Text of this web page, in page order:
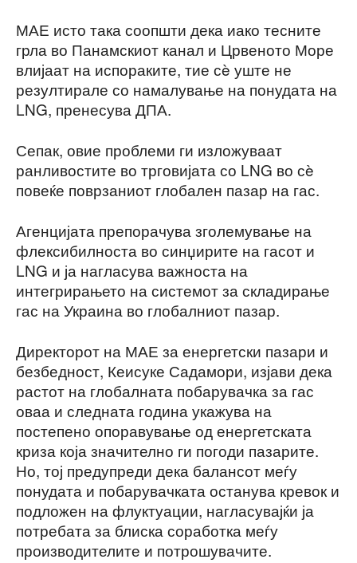
МАЕ исто така соопшти дека иако тесните
грла во Панамскиот канал и Црвеното Море
влијаат на испораките, тие сè уште не
резултирале со намалување на понудата на
LNG, пренесува ДПА.
Сепак, овие проблеми ги изложуваат
ранливостите во трговијата со LNG во сè
повеќе поврзаниот глобален пазар на гас.
Агенцијата препорачува зголемување на
флексибилноста во синџирите на гасот и
LNG и ја нагласува важноста на
интегрирањето на системот за складирање
гас на Украина во глобалниот пазар.
Директорот на МАЕ за енергетски пазари и
безбедност, Кеисуке Садамори, изјави дека
растот на глобалната побарувачка за гас
оваа и следната година укажува на
постепено опоравување од енергетската
криза која значително ги погоди пазарите.
Но, тој предупреди дека балансот меѓу
понудата и побарувачката останува кревок и
подложен на флуктуации, нагласувајќи ја
потребата за блиска соработка меѓу
производителите и потрошувачите.